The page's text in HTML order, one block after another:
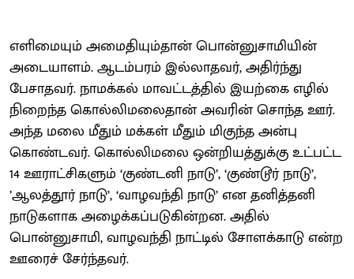
எளிமையும் அமைதியும்தான் பொன்னுசாமியின்
அடையாளம். ஆடம்பரம் இல்லாதவர், அதிர்ந்து
பேசாதவர். நாமக்கல் மாவட்டத்தில் இயற்கை எழில்
நிறைந்த கொல்லிமலைதான் அவரின் சொந்த ஊர்.
அந்த மலை மீதும் மக்கள் மீதும் மிகுந்த அன்பு
கொண்டவர். கொல்லிமலை ஒன்றியத்துக்கு உட்பட்ட
14 ஊராட்சிகளும் ‘குண்டனி நாடு’, ‘குண்டூர் நாடு’,
’ஆலத்தூர் நாடு’, ‘வாழவந்தி நாடு’ என தனித்தனி
நாடுகளாக அழைக்கப்படுகின்றன. அதில்
பொன்னுசாமி, வாழவந்தி நாட்டில் சோளக்காடு என்ற
ஊரைச் சேர்ந்தவர்.